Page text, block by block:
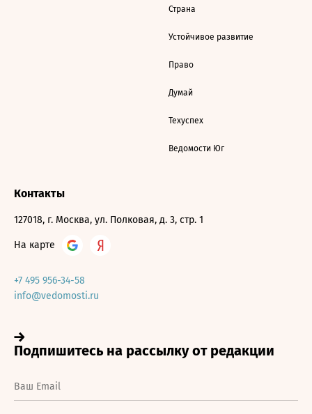
Страна
Устойчивое развитие
Право
Думай
Техуспех
Ведомости Юг
Контакты
127018, г. Москва, ул. Полковая, д. 3, стр. 1
На карте
+7 495 956-34-58
info@vedomosti.ru